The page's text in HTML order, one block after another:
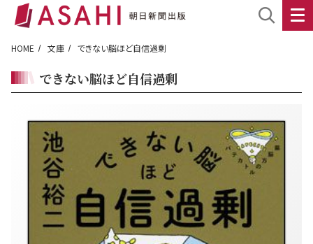
HOME 文庫 できない脳ほど自信過剰
できない脳ほど自信過剰